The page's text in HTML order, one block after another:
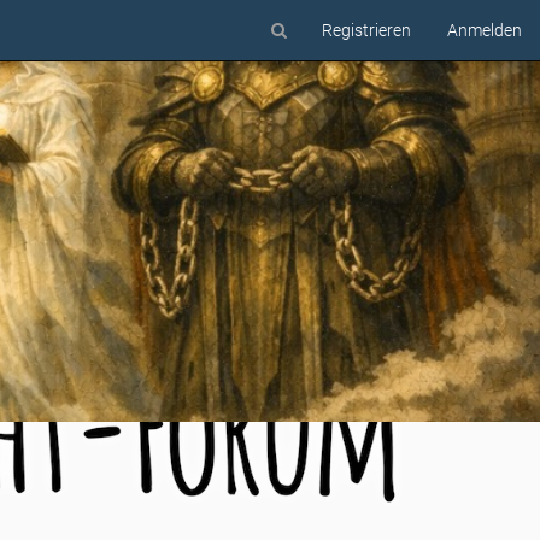
Registrieren Anmelden